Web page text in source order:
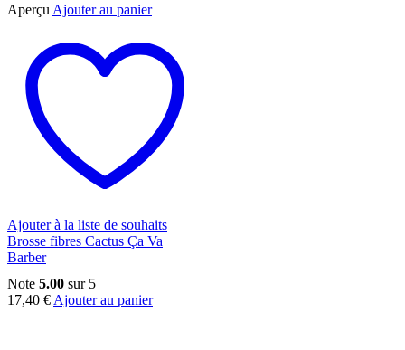
Aperçu Ajouter au panier
Ajouter à la liste de souhaits
Brosse fibres Cactus Ça Va
Barber
Note 5.00 sur 5
17,40 € Ajouter au panier